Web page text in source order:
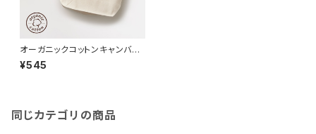
オーガニックコットンキャンバス
トート（S）MG ナチュラル
¥545
同じカテゴリの商品